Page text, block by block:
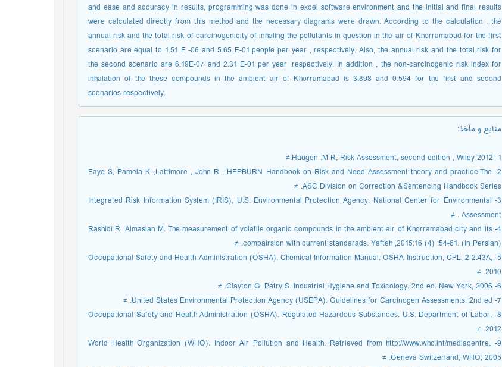
and ease and accuracy in results, programming was done in excel software environment and the initial and final results
were calculated directly from this method and the necessary diagrams were drawn. According to the calculation , the
annual risk and the total risk of carcinogenicity of inhaling the pollutants in question in the air of Khorramabad for the first
scenario are equal to 1.51 E -06 and 5.65 E-01 people per year , respectively. Also, the annual risk and the total risk for
the second scenario are 6.19E-07 and 2.31 E-01 per year ,respectively. In addition , the non-carcinogenic risk index for
inhalation of the these compounds in the ambient air of Khorramabad is 3.898 and 0.594 for the first and second
scenarios respectively.
منابع و مأخذ:
1- Haugen .M R, Risk Assessment, second edition , Wiley 2012.≠
2- Faye S, Pamela K ,Lattimore , John R , HEPBURN Handbook on Risk and Need Assessment theory and practice,The
ASC Division on Correction &Sentencing Handbook Series. ≠
3- Integrated Risk Information System (IRIS), U.S. Environmental Protection Agency, National Center for Environmental
Assessment . ≠
4- Rashidi R ,Almasian M. The measurement of volatile organic compounds in the ambient air of Khorramabad city and its
compairsion with current standarads. Yafteh ,2015:16 (4) :54-61. (In Persian). ≠
5- Occupational Safety and Health Administration (OSHA). Chemical Information Manual. OSHA Instruction, CPL, 2-2.43A,
2010. ≠
6- Clayton G, Patry S. Industrial Hygiene and Toxicology. 2nd ed. New York, 2006. ≠
7- United States Environmental Protection Agency (USEPA). Guidelines for Carcinogen Assessments. 2nd ed. ≠
8- Occupational Safety and Health Administration (OSHA). Regulated Hazardous Substances. U.S. Department of Labor,
2012. ≠
9- World Health Organization (WHO). Indoor Air Pollution and Health. Retrieved from http://www.who.int/mediacentre.
Geneva Switzerland, WHO; 2005. ≠